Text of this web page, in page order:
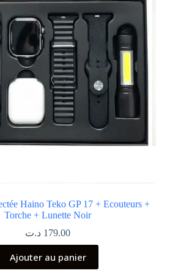
Haino Teko GP 17 + Ecouteurs +
Torche + Lunette Noir
179.00 د.ت
Ajouter au panier